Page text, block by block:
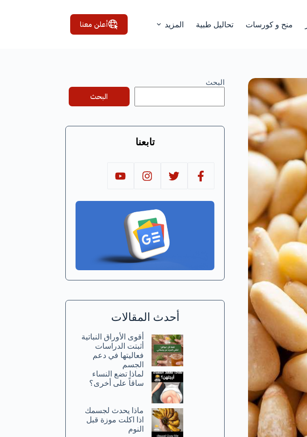
منح و كورسات تحاليل طبية المزيد أعلن معنا
البحث
البحث
تابعنا
أحدث المقالات
أقوى الأوراق النباتية
أثبتت الدراسات
فعاليتها في دعم
الجسم
لماذا تضع النساء
ساقاً على أخرى؟
ماذا يحدث لجسمك
اذا اكلت موزة قبل
النوم